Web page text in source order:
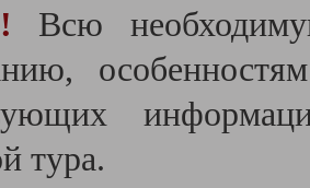
Всю
тура.